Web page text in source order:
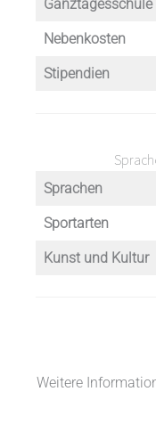
Ganztagesschule
Nebenkosten
Stipendien
Sprachen
Sportarten
Kunst und Kultur
Weitere